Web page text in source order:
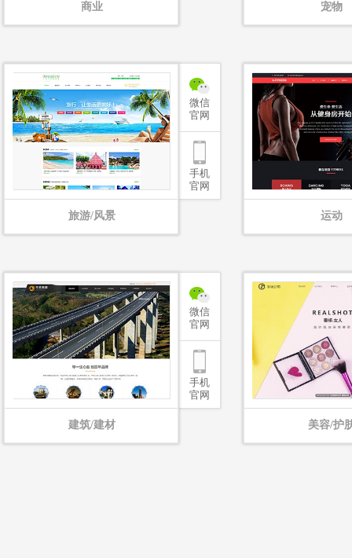
商业 宠物
旅游/风景
微信
官网
手机
官网
运动
建筑/建材
微信
官网
手机
官网
美容/护